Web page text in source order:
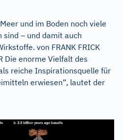
und im Boden noch viele
sind – und damit auch
von FRANK FRICK
Die enorme Vielfalt des
reiche Inspirationsquelle für
erwiesen“, lautet der